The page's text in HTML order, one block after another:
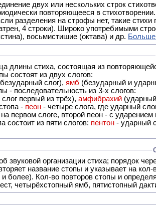
или нескольких строк стихотворения, имеющих интонационное сходство или общую
нет, такие стихи принято называть астрофическими. Самая популярная строфа в русской поэзии -
4 строки). Широко употребимыми
восьмистишие (октава) и др.
длины стиха, состоящая из
состоят из двух слогов:
слог), ямб (безударный и
- последовательность из 3-х слогов:
первый из трёх), амфибрахий
- пеон - четыре слога, где ударный
первом слоге, второй пеон - с ударением
состоит из пяти слогов: пентон - ударный
звуковой организации стиха; порядок
название стопы и указывает на
более). Кол-во повторов стопы и
четырёхстопный ямб, пятистопный